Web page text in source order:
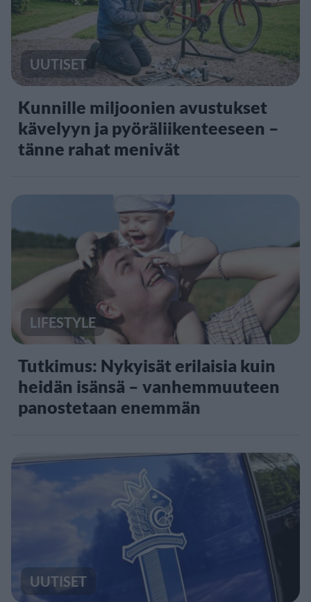
UUTISET
Kunnille miljoonien avustukset
kävelyyn ja pyöräliikenteeseen –
tänne rahat menivät
LIFESTYLE
Tutkimus: Nykyisät erilaisia kuin
heidän isänsä – vanhemmuuteen
panostetaan enemmän
UUTISET